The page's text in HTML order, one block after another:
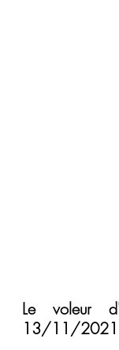
Le voleur
13/11/2021